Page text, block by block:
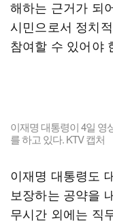
해하는 근거가 되
시민으로서 정치
참여할 수 있어야
이재명 대통령이 4일 영
를 하고 있다. KTV 캡처
이재명 대통령도
보장하는 공약을
무시간 외에는 직